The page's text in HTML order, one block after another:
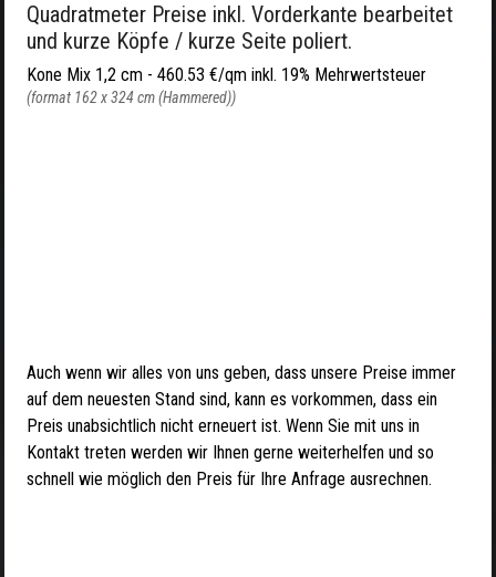
Quadratmeter Preise inkl. Vorderkante bearbeitet
und kurze Köpfe / kurze Seite poliert.
Kone Mix 1,2 cm - 460.53 €/qm inkl. 19% Mehrwertsteuer
(format 162 x 324 cm (Hammered))
Auch wenn wir alles von uns geben, dass unsere Preise immer
auf dem neuesten Stand sind, kann es vorkommen, dass ein
Preis unabsichtlich nicht erneuert ist. Wenn Sie mit uns in
Kontakt treten werden wir Ihnen gerne weiterhelfen und so
schnell wie möglich den Preis für Ihre Anfrage ausrechnen.